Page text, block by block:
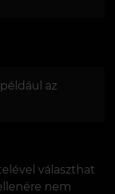
az
választhat
nem